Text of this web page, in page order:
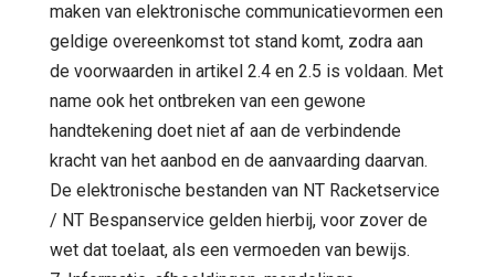
maken van elektronische communicatievormen een
geldige overeenkomst tot stand komt, zodra aan
de voorwaarden in artikel 2.4 en 2.5 is voldaan. Met
name ook het ontbreken van een gewone
handtekening doet niet af aan de verbindende
kracht van het aanbod en de aanvaarding daarvan.
De elektronische bestanden van NT Racketservice
/ NT Bespanservice gelden hierbij, voor zover de
wet dat toelaat, als een vermoeden van bewijs.